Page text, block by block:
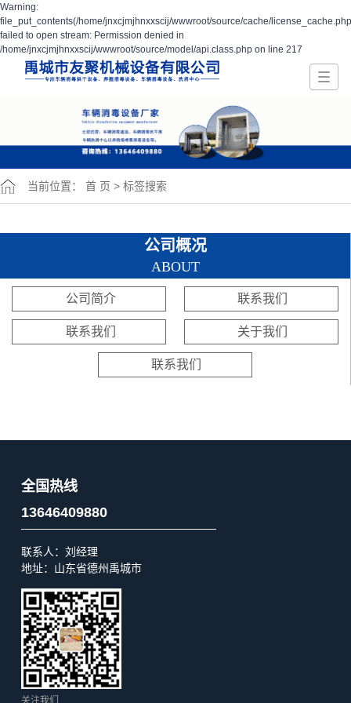
Warning:
file_put_contents(/home/jnxcjmjhnxxscij/wwwroot/source/cache/
failed to open stream: Permission denied in
/home/jnxcjmjhnxxscij/wwwroot/source/model/api.class.php on line 217
当前位置： 首 页 > 标签搜索
公司概况
ABOUT
公司简介 联系我们
联系我们 关于我们
联系我们
全国热线
13646409880
联系人：刘经理
地址：山东省德州禹城市